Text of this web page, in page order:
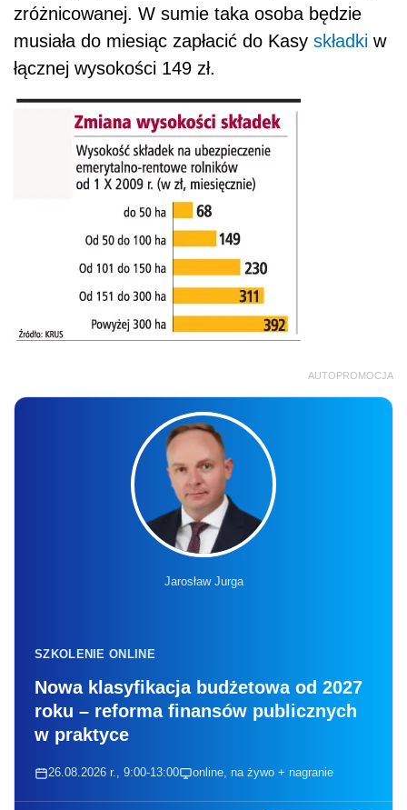
zróżnicowanej. W sumie taka osoba będzie
musiała do miesiąc zapłacić do Kasy składki w
łącznej wysokości 149 zł.
AUTOPROMOCJA
Jarosław Jurga
SZKOLENIE ONLINE
Nowa klasyfikacja budżetowa od 2027
roku – reforma finansów publicznych
w praktyce
26.08.2026 r., 9:00-13:00 online, na żywo + nagranie